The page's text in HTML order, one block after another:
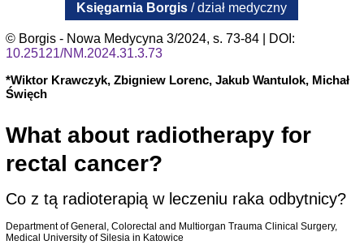
Księgarnia Borgis / dział medyczny
© Borgis - Nowa Medycyna 3/2024, s. 73-84 | DOI:
10.25121/NM.2024.31.3.73
*Wiktor Krawczyk, Zbigniew Lorenc, Jakub Wantulok, Michał
Święch
What about radiotherapy for
rectal cancer?
Co z tą radioterapią w leczeniu raka odbytnicy?
Department of General, Colorectal and Multiorgan Trauma Clinical Surgery,
Medical University of Silesia in Katowice